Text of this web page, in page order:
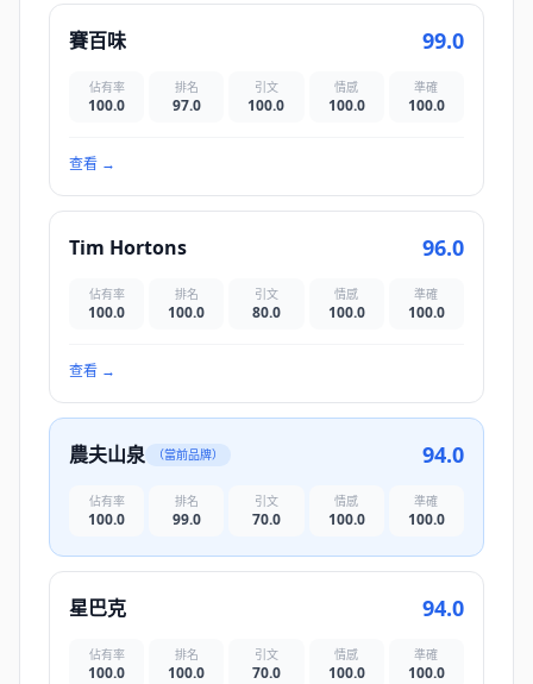
賽百味 99.0
佔有率
100.0
排名
97.0
引文
100.0
情感
100.0
準確
100.0
查看 →
Tim Hortons 96.0
佔有率
100.0
排名
100.0
引文
80.0
情感
100.0
準確
100.0
查看 →
農夫山泉 （當前品牌） 94.0
佔有率
100.0
排名
99.0
引文
70.0
情感
100.0
準確
100.0
星巴克 94.0
佔有率
100.0
排名
100.0
引文
70.0
情感
100.0
準確
100.0